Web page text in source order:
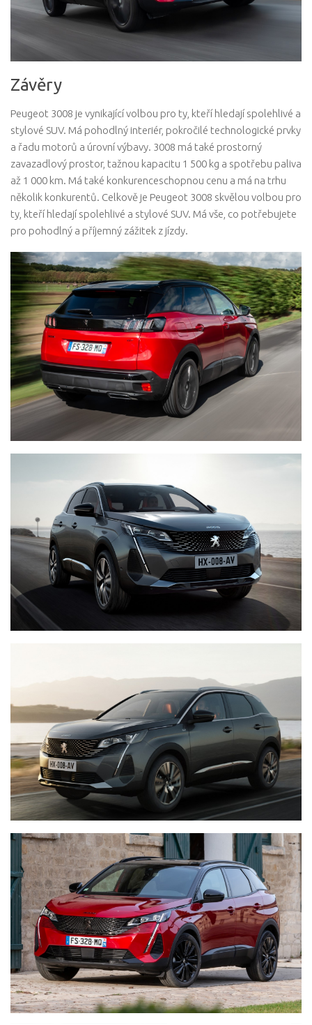
Závěry
Peugeot 3008 je vynikající volbou pro ty, kteří hledají spolehlivé a
stylové SUV. Má pohodlný interiér, pokročilé technologické prvky
a řadu motorů a úrovní výbavy. 3008 má také prostorný
zavazadlový prostor, tažnou kapacitu 1 500 kg a spotřebu paliva
až 1 000 km. Má také konkurenceschopnou cenu a má na trhu
několik konkurentů. Celkově je Peugeot 3008 skvělou volbou pro
ty, kteří hledají spolehlivé a stylové SUV. Má vše, co potřebujete
pro pohodlný a příjemný zážitek z jízdy.